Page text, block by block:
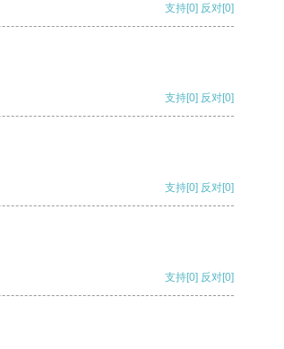
支持[0] 反对[0]
支持[0] 反对[0]
支持[0] 反对[0]
支持[0] 反对[0]